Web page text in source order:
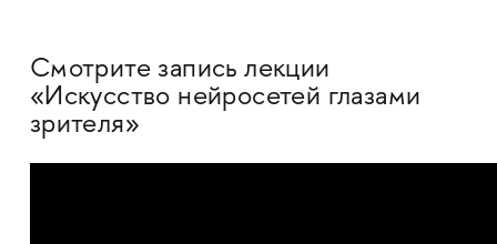
Смотрите запись лекции
«Искусство нейросетей глазами
зрителя»